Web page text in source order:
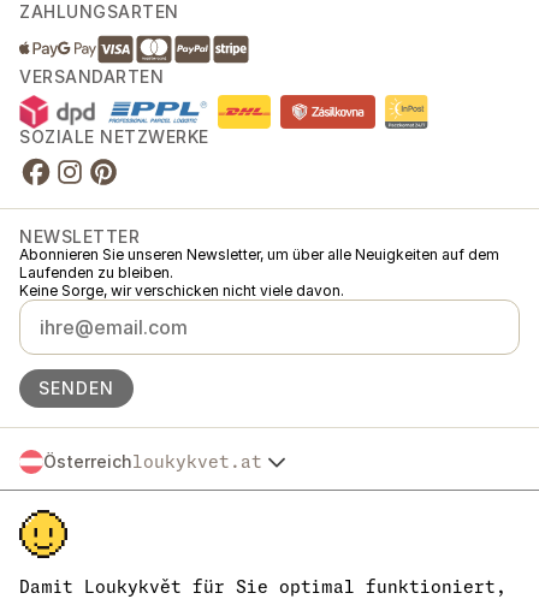
Damit Loukykvět für Sie optimal funktioniert,
ZAHLUNGSARTEN
VERSANDARTEN
SOZIALE NETZWERKE
NEWSLETTER
Abonnieren Sie unseren Newsletter, um über alle Neuigkeiten auf dem
Laufenden zu bleiben.
Keine Sorge, wir verschicken nicht viele davon.
SENDEN
Österreichloukykvet.at
Česko
Slovensko
Polska
Deutschland
France
Loukykvět s.r.o. ist im Handelsregister beim Stadtgericht in Prag,
Abteilung C, Einlage 268616 eingetragen.
Nummer EKF00180493 beteiligt.